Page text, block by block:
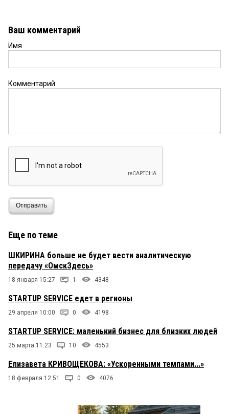
Ваш комментарий
Имя
Комментарий
Отправить
Еще по теме
ШКИРИНА больше не будет вести аналитическую
передачу «ОмскЗдесь»
18 января 15:27 1 4348
STARTUP SERVICE едет в регионы
29 апреля 10:00 0 4198
STARTUP SERVICE: маленький бизнес для близких людей
25 марта 11:23 10 4553
Елизавета КРИВОЩЕКОВА: «Ускоренными темпами...»
18 февраля 12:51 0 4076